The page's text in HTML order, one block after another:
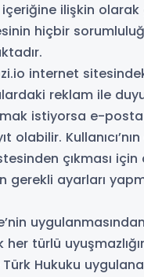
ilişkin olarak
hiçbir
internet
reklam ile
istiyorsa e-
olabilir.
çıkması için
gerekli ayarları
uygulanmasından
türlü
Hukuku